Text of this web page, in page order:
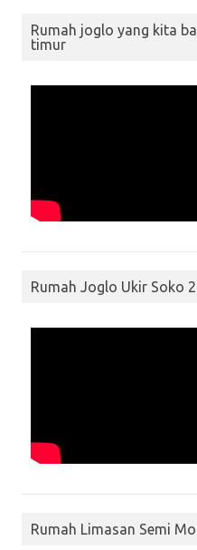
Rumah joglo yang kita
timur
Rumah Joglo Ukir Soko
Rumah Limasan Semi